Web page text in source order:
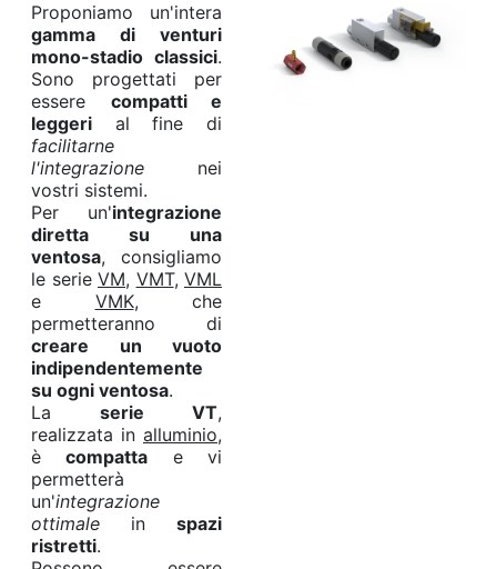
Proponiamo un'intera
gamma di venturi
mono-stadio classici.
Sono progettati per
essere compatti e
leggeri al fine di
facilitarne
l'integrazione nei
vostri sistemi.
Per un'integrazione
diretta su una
ventosa, consigliamo
le serie VM, VMT, VML
e VMK, che
permetteranno di
creare un vuoto
indipendentemente
su ogni ventosa.
La serie VT,
realizzata in alluminio,
ècompatta e vi
permetterà
un'integrazione
ottimale in spazi
ristretti.